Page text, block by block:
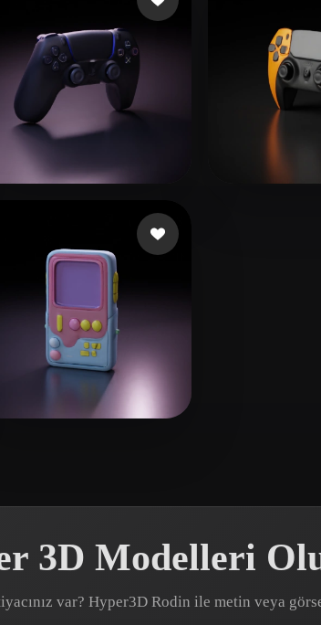
Cartoon Cel-Shaded
Isometric Low Poly
Flores Martinez Aito144 beğeni
3D Modelleri
var? Hyper3D Rodin ile metin veya